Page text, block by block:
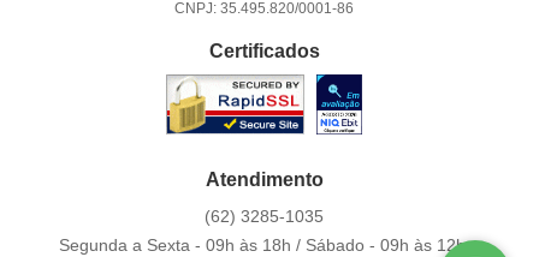
CNPJ: 35.495.820/0001-86
Certificados
Atendimento
(62) 3285-1035
Segunda a Sexta - 09h às 18h / Sábado - 09h às 12h.